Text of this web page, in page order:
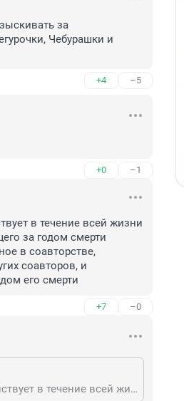
за
Чебурашки и
+4 –5
+0 –1
в течение всей жизни
за годом смерти
в соавторстве,
соавторов, и
его смерти
+7 –0
Анжелина, Исключительное право на произведение действует в течение всей жизни автора и семидесяти лет, считая с 1 января года, следующего за годом смерти автора. Исключительное право на произведение, созданное в соавторстве, действует в течение всей жизни автора, пережившего других соавторов, и семидесяти лет, считая с 1 января года, следующего за годом его смерти